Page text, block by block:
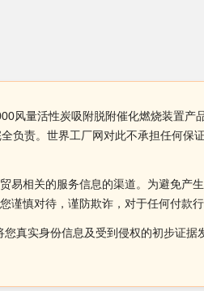
风量活性炭吸附脱附催化燃烧装置产
负责。世界工厂网对此不承担任何保
相关的服务信息的渠道。为避免产
慎对待，谨防欺诈，对于任何付款行
真实身份信息及受到侵权的初步证